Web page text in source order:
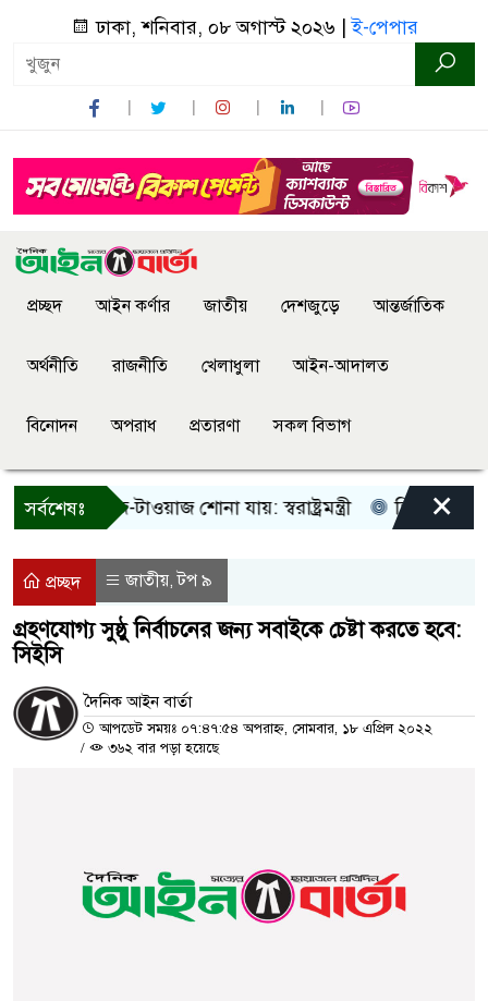
ঢাকা, শনিবার, ০৮ অগাস্ট ২০২৬ |ই-পেপার
প্রচ্ছদ আইন কর্ণার জাতীয় দেশজুড়ে আন্তর্জাতিক
অর্থনীতি রাজনীতি খেলাধুলা আইন-আদালত
বিনোদন অপরাধ প্রতারণা সকল বিভাগ
সর্বশেষঃ
আওয়াজ-টাওয়াজ শোনা যায়: স্বরাষ্ট্রমন্ত্রী তিন দিনের
×
প্রচ্ছদ জাতীয়,টপ ৯
গ্রহণযোগ্য সুষ্ঠু নির্বাচনের জন্য সবাইকে চেষ্টা করতে হবে:
সিইসি
দৈনিক আইন বার্তা
আপডেট সময়ঃ ০৭:৪৭:৫৪ অপরাহ্ন, সোমবার, ১৮ এপ্রিল ২০২২
/
৩৬২ বার পড়া হয়েছে